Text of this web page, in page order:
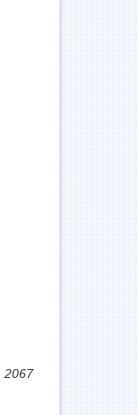
2067